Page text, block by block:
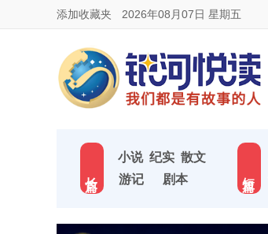
添加收藏夹 2026年08月07日 星期五
小说 纪实 散文
游记
剧本